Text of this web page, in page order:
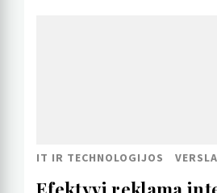
IT IR TECHNOLOGIJOS